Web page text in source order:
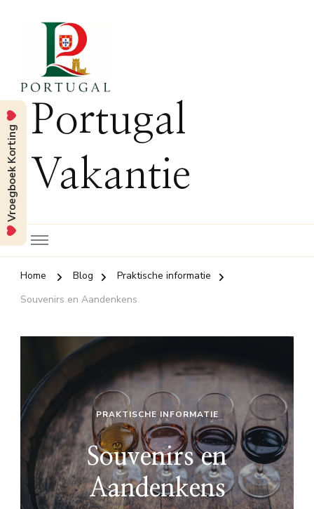
Portugal
Vakantie
Home Blog
Praktische informatie
Souvenirs en Aandenkens
PRAKTISCHE INFORMATIE
Souvenirs en
Aandenkens
Vroegboek Korting